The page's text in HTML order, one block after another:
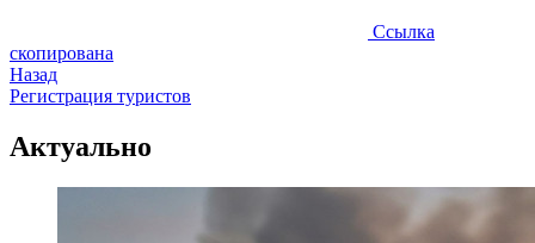
Ссылка
скопирована
Назад
Регистрация туристов
Актуально